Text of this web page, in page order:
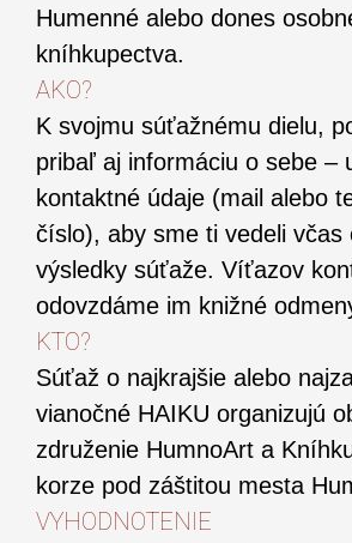
Humenné alebo dones
kníhkupectva.
AKO?
K svojmu súťažnému dielu,
pribaľ aj informáciu o sebe –
kontaktné údaje (mail alebo
číslo), aby sme ti vedeli včas
výsledky súťaže. Víťazov
odovzdáme im knižné
KTO?
Súťaž o najkrajšie alebo
vianočné HAIKU organizujú
združenie HumnoArt a
korze pod záštitou mesta
VYHODNOTENIE